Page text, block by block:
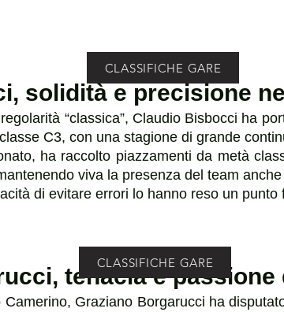
solidità e precisione
“classica”, Claudio Bisbocci ha
C3, con una stagione di grande
ha raccolto piazzamenti da metà
viva la presenza del team
di evitare errori lo hanno reso un punto
tenacia e passione
Graziano Borgarucci ha
CLASSIFICHE GARE
CLASSIFICHE GARE